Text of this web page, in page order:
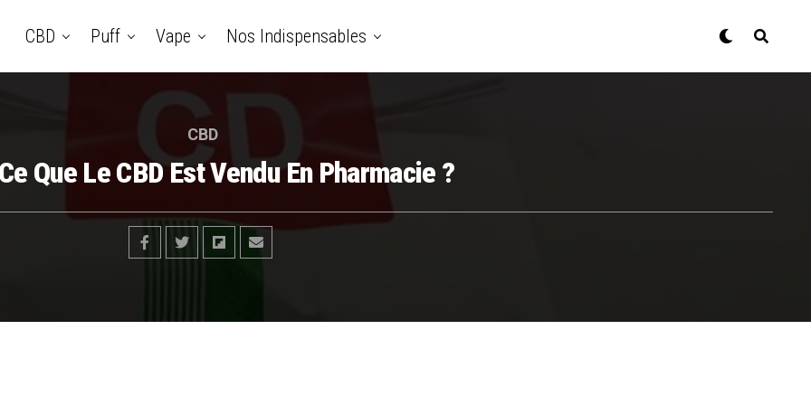
CBD Puff Vape Nos Indispensables
CBD
Que Le CBD Est Vendu En Pharmacie ?